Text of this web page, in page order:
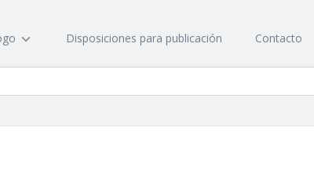
Disposiciones para publicación Contacto